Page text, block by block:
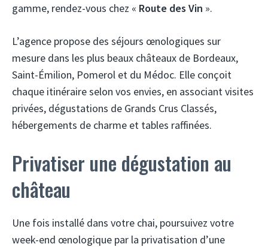
gamme, rendez-vous chez « Route des Vin ».
L’agence propose des séjours œnologiques sur
mesure dans les plus beaux châteaux de Bordeaux,
Saint-Émilion, Pomerol et du Médoc. Elle conçoit
chaque itinéraire selon vos envies, en associant visites
privées, dégustations de Grands Crus Classés,
hébergements de charme et tables raffinées.
Privatiser une dégustation au
château
Une fois installé dans votre chai, poursuivez votre
week-end œnologique par la privatisation d’une